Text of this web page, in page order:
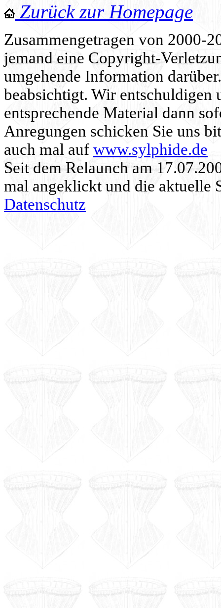
Zurück zur Homepage
Zusammengetragen von 2000-
jemand eine Copyright-
umgehende Information
beabsichtigt. Wir entschuldigen
entsprechende Material dann
Anregungen schicken Sie uns
auch mal auf www.sylphide.de
Seit dem Relaunch am
mal angeklickt und die aktuelle
Datenschutz